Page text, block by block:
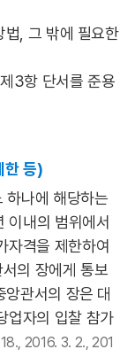
, 그 밖에 필요한
3항 단서를 준용
한 등)
나에 해당하는
이내의 범위에서
자격을 제한하여
의 장에게 통보
관서의 장은 대
업자의 입찰 참가
2016. 3. 2., 201